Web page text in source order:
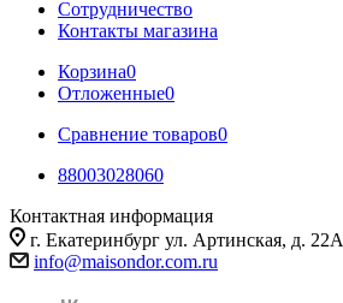
Сотрудничество
Контакты магазина
Корзина0
Отложенные0
Сравнение товаров0
88003028060
Контактная информация
г. Екатеринбург ул. Артинская, д. 22А
info@maisondor.com.ru